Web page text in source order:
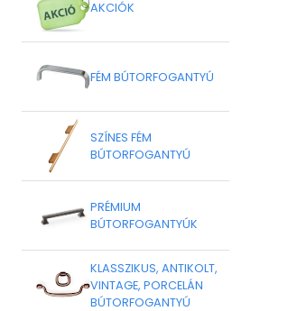
AKCIÓK
FÉM BÚTORFOGANTYÚ
SZÍNES FÉM
BÚTORFOGANTYÚ
PRÉMIUM
BÚTORFOGANTYÚK
KLASSZIKUS, ANTIKOLT,
VINTAGE, PORCELÁN
BÚTORFOGANTYÚ